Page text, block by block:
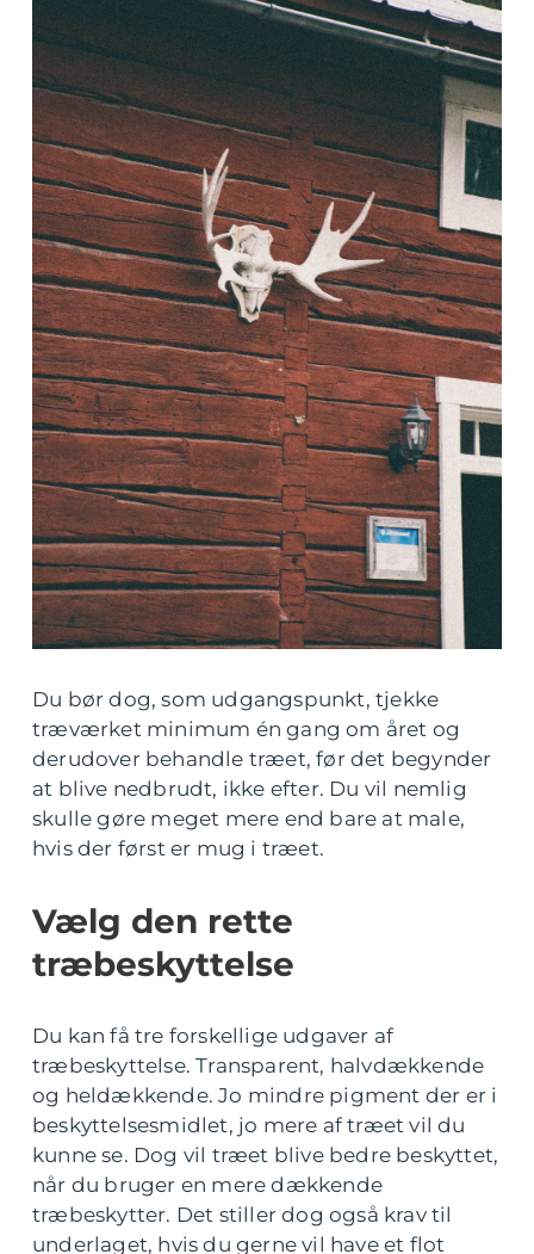
Du bør dog, som udgangspunkt, tjekke
træværket minimum én gang om året og
derudover behandle træet, før det begynder
at blive nedbrudt, ikke efter. Du vil nemlig
skulle gøre meget mere end bare at male,
hvis der først er mug i træet.
Vælg den rette
træbeskyttelse
Du kan få tre forskellige udgaver af
træbeskyttelse. Transparent, halvdækkende
og heldækkende. Jo mindre pigment der er i
beskyttelsesmidlet, jo mere af træet vil du
kunne se. Dog vil træet blive bedre beskyttet,
når du bruger en mere dækkende
træbeskytter. Det stiller dog også krav til
underlaget, hvis du gerne vil have et flot